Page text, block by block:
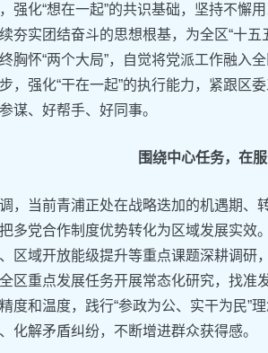
强化“想在一起”的共识基础，坚持不懈
夯实团结奋斗的思想根基，为全区“十
胸怀“两个大局”，自觉将党派工作融入
，强化“干在一起”的执行能力，紧跟区
谋、好帮手、好同事。
围绕中心任务，在
，当前青浦正处在战略迭加的机遇期、
多党合作制度优势转化为区域发展实效
区域开放能级提升等重点课题深耕调研
区重点发展任务开展常态化研究，找准
度和温度，践行“参政为公、实干为民”
化解矛盾纠纷，不断增进群众获得感。